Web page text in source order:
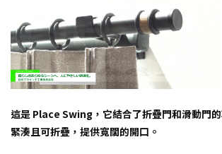
這是 Place Swing，它結合了折疊門和滑動門的
緊湊且可折疊，提供寬闊的開口。